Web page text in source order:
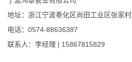
地址：浙江宁波奉化区尚田工业区张家村
电话：0574-88636387
联系人：李经理 | 15867815829